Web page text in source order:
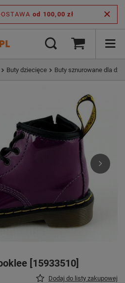
od 100,00 zł
Buty dziecięce Buty sznurowane dla
[15933510]
Dodaj do listy zakupowej